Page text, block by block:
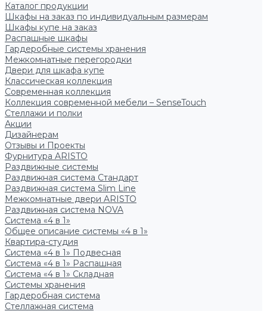
Каталог продукции
Шкафы на заказ по индивидуальным размерам
Шкафы купе на заказ
Распашные шкафы
Гардеробные системы хранения
Межкомнатные перегородки
Двери для шкафа купе
Классическая коллекция
Современная коллекция
Коллекция современной мебели – SenseTouch
Стеллажи и полки
Акции
Дизайнерам
Отзывы и Проекты
Фурнитура ARISTO
Раздвижные системы
Раздвижная система Стандарт
Раздвижная система Slim Line
Межкомнатные двери ARISTO
Раздвижная система NOVA
Система «4 в 1»
Общее описание системы «4 в 1»
Квартира-студия
Система «4 в 1» Подвесная
Система «4 в 1» Распашная
Система «4 в 1» Складная
Системы хранения
Гардеробная система
Стеллажная система